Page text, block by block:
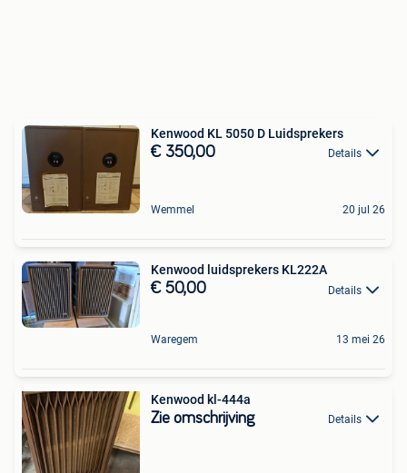
Kenwood KL 5050 D Luidsprekers
€ 350,00 Details
Wemmel 20 jul 26
Kenwood luidsprekers KL222A
€ 50,00 Details
Waregem 13 mei 26
Kenwood kl-444a
Zie omschrijving Details